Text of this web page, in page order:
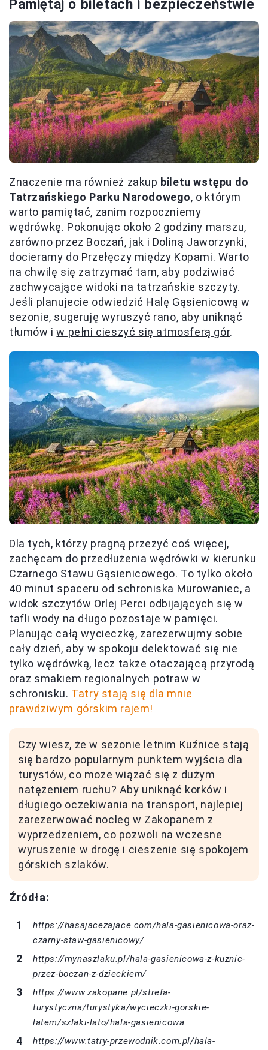
Pamiętaj o biletach i bezpieczeństwie
Znaczenie ma również zakup biletu wstępu do
Tatrzańskiego Parku Narodowego, o którym
warto pamiętać, zanim rozpoczniemy
wędrówkę. Pokonując około 2 godziny marszu,
zarówno przez Boczań, jak i Doliną Jaworzynki,
docieramy do Przełęczy między Kopami. Warto
na chwilę się zatrzymać tam, aby podziwiać
zachwycające widoki na tatrzańskie szczyty.
Jeśli planujecie odwiedzić Halę Gąsienicową w
sezonie, sugeruję wyruszyć rano, aby uniknąć
tłumów iw pełni cieszyć się atmosferą gór.
Dla tych, którzy pragną przeżyć coś więcej,
zachęcam do przedłużenia wędrówki w kierunku
Czarnego Stawu Gąsienicowego. To tylko około
40 minut spaceru od schroniska Murowaniec, a
widok szczytów Orlej Perci odbijających się w
tafli wody na długo pozostaje w pamięci.
Planując całą wycieczkę, zarezerwujmy sobie
cały dzień, aby w spokoju delektować się nie
tylko wędrówką, lecz także otaczającą przyrodą
oraz smakiem regionalnych potraw w
schronisku. Tatry stają się dla mnie
prawdziwym górskim rajem!
Czy wiesz, że w sezonie letnim Kuźnice stają
się bardzo popularnym punktem wyjścia dla
turystów, co może wiązać się z dużym
natężeniem ruchu? Aby uniknąć korków i
długiego oczekiwania na transport, najlepiej
zarezerwować nocleg w Zakopanem z
wyprzedzeniem, co pozwoli na wczesne
wyruszenie w drogę i cieszenie się spokojem
górskich szlaków.
Źródła:
https://hasajacezajace.com/hala-gasienicowa-oraz-
czarny-staw-gasienicowy/
https://mynaszlaku.pl/hala-gasienicowa-z-kuznic-
przez-boczan-z-dzieckiem/
https://www.zakopane.pl/strefa-
turystyczna/turystyka/wycieczki-gorskie-
latem/szlaki-lato/hala-gasienicowa
https://www.tatry-przewodnik.com.pl/hala-